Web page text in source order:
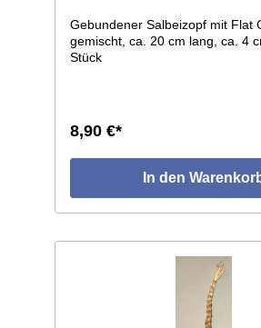
Gebundener Salbeizopf mit Flat
gemischt, ca. 20 cm lang, ca. 4
Stück
8,90 €*
In den